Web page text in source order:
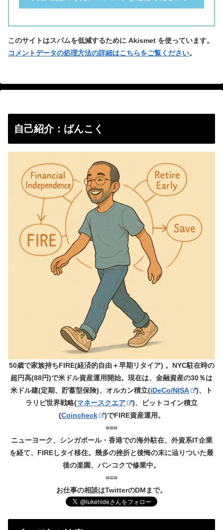
このサイトはスパムを低減するために Akismet を使っています。
コメントデータの処理方法の詳細はこちらをご覧ください。
自己紹介：ばんこく
50歳で家族持ちFIRE(経済的自由＋早期リタイア) 。NYC駐在時の
超円高(88円)で米ドル資産運用開始。現在は、金融資産の30％は
米ドル建(定期、貯蓄型保険)、オルカン積立(iDeCo/NISA
)、ト
ラリピ世界戦略(マネースクエア
)、ビットコイン積立
(Coincheck
)でFIRE資産運用。
===
ニューヨーク、シンガポール・香港での海外駐在、外資系IT企業
を経て、FIREしタイ移住。幾多の挫折と後悔の末に辿りついた最
後の楽園、バンコクで修業中。
===
お仕事の相談はTwitterのDMまで。